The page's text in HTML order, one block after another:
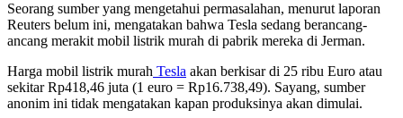
Seorang sumber yang mengetahui permasalahan, menurut laporan
Reuters belum ini, mengatakan bahwa Tesla sedang berancang-
ancang merakit mobil listrik murah di pabrik mereka di Jerman.
Harga mobil listrik murah Tesla akan berkisar di 25 ribu Euro atau
sekitar Rp418,46 juta (1 euro = Rp16.738,49). Sayang, sumber
anonim ini tidak mengatakan kapan produksinya akan dimulai.